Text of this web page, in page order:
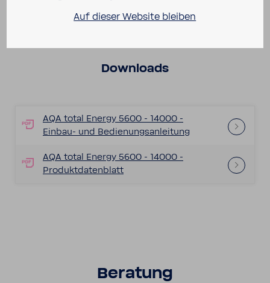
Down­loads
AQA total Energy 5600 - 14000 -
Einbau-​ und Bedie­nungs­an­lei­tung
AQA total Energy 5600 - 14000 -
Produkt­da­ten­blatt
Bera­tung
Auf dieser Website bleiben